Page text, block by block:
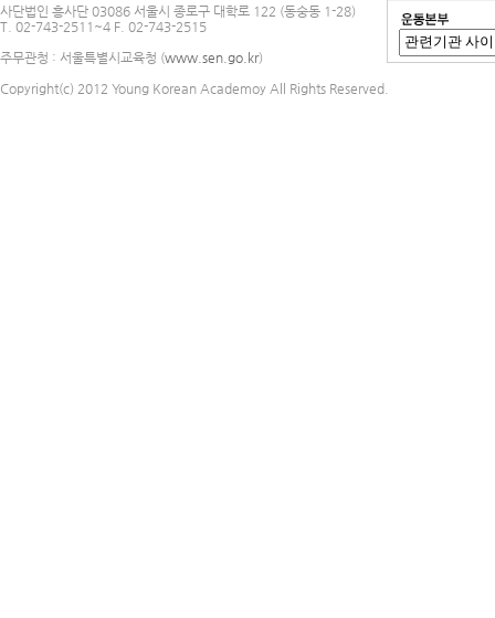
사단법인 흥사단 03086 서울시 종로구 대학로 122 (동숭동 1-28)
T. 02-743-2511~4 F. 02-743-2515
주무관청 : 서울특별시교육청 (www.sen.go.kr)
Copyright(c) 2012 Young Korean Academoy All Rights Reserved.